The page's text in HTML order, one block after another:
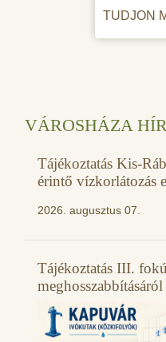
TUDJON
VÁROSHÁZA
Tájékoztatás Kis-
érintő vízkorlátozás
2026. augusztus 07.
Tájékoztatás III.